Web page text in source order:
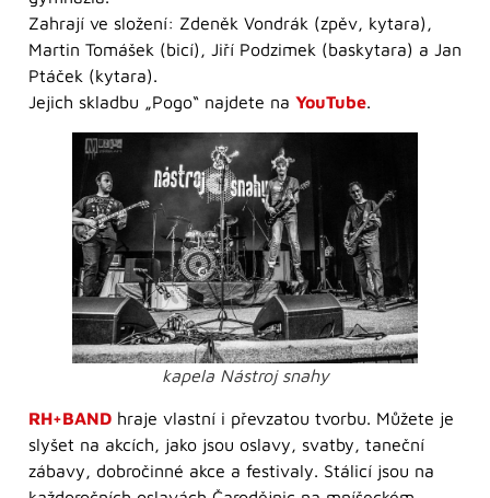
Zahrají ve složení: Zdeněk Vondrák (zpěv, kytara),
Martin Tomášek (bicí), Jiří Podzimek (baskytara) a Jan
Ptáček (kytara).
Jejich skladbu „Pogo“ najdete na YouTube.
kapela Nástroj snahy
RH+BAND hraje vlastní i převzatou tvorbu. Můžete je
slyšet na akcích, jako jsou oslavy, svatby, taneční
zábavy, dobročinné akce a festivaly. Stálicí jsou na